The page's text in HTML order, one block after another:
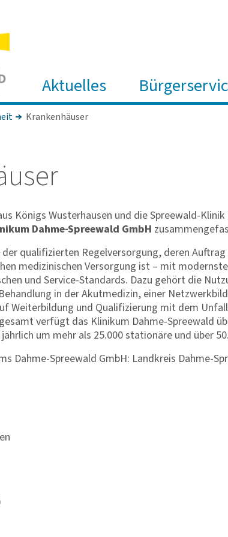
Aktuelles
Krankenhäuser
Königs Wusterhausen und die Spreewald-
Dahme-Spreewald GmbH
der qualifizierten Regelversorgung, deren
medizinischen Versorgung ist – mit
und Service-Standards. Dazu gehört die
in der Akutmedizin, einer
Weiterbildung und Qualifizierung mit dem
verfügt das Klinikum Dahme-Spreewald
um mehr als 25.000 stationäre und über
Dahme-Spreewald GmbH: Landkreis Dahme-